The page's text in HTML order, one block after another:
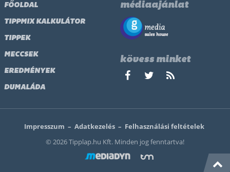
FŐOLDAL
TIPPMIX KALKULÁTOR
TIPPEK
MECCSEK
EREDMÉNYEK
DUMALÁDA
médiaajánlat
kövess minket
Impresszum – Adatkezelés – Felhasználási feltételek
© 2026 Tipplap.hu Kft. Minden jog fenntartva!